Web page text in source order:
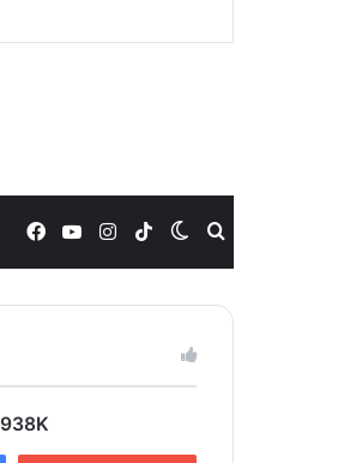
Switch
skin
TikTok
Instagram
YouTube
Facebook
938K